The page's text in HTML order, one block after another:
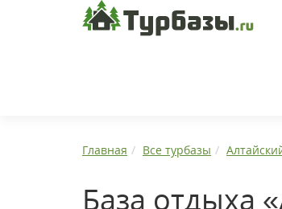
Главная Все турбазы
База отдыха